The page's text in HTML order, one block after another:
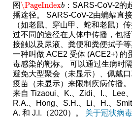
图\PageIndexb
\PageIndexb ：SARS-CoV-2的
播途径。 SARS-CoV-2由蝙蝠直
（如老鼠、穿山甲、蛇和老鼠）
过不同的途径在人体中传播，包
接触以及尿液、粪便和粪便拭子
一种叫做 ACE2 受体 (ACE2+) 的
毒感染的靶标。 可以通过生病时
避免大型聚会（未显示）、佩戴
疫苗（未显示）来限制疾病传播。
来自 Tizaoui、K.、Zidi、I.、Lee
R.A.、Hong、S.H.、Li、H.、
A. 和 J.I.（2020）。 关于冠状病